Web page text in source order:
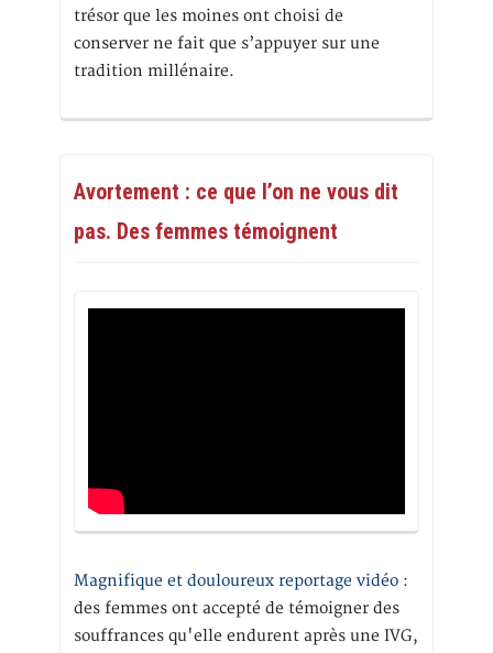
trésor que les moines ont choisi de
conserver ne fait que s’appuyer sur une
tradition millénaire.
Avortement : ce que l’on ne vous dit
pas. Des femmes témoignent
Magnifique et douloureux reportage vidéo :
des femmes ont accepté de témoigner des
souffrances qu'elle endurent après une IVG,